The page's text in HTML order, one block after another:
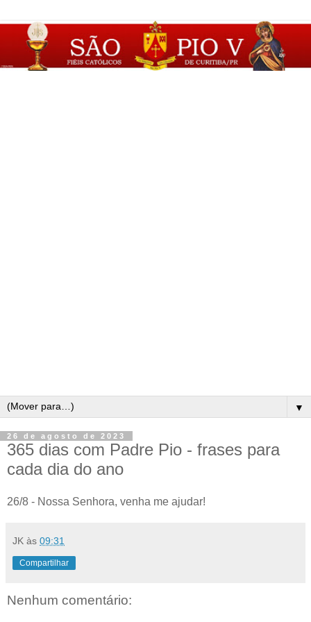
▼
26 de agosto de 2023
365 dias com Padre Pio - frases para
cada dia do ano
26/8 - Nossa Senhora, venha me ajudar!
JK às 09:31
Compartilhar
Nenhum comentário: